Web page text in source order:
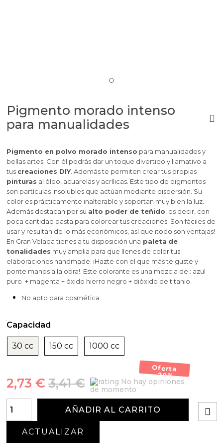
Pigmento morado intenso
para manualidades
Pigmento en polvo morado intenso para manualidades y
bellas artes. Con él podrás dar un toque divertido y llamativo a
tus creaciones DIY. Además te permiten crear tus propias
pinturas al óleo, acuarelas y acrílicas. Este tipo de pigmentos
son partículas insolubles que actúan mediante dispersión. Su
color es prácticamente inalterable y soportan muy bien la luz.
Además destacan por su alto poder de teñido , es decir, con
poca cantidad basta para colorear tus creaciones. Son fáciles de
usar y resultan de lo más económicos, así que ¡todo son ventajas!
En Gran Velada tienes a tu disposición una paleta de
tonalidades muy amplia para que llenes de color tus
elaboraciones handmade. ¡Hazte con el que más te guste y
ponte manos a la obra!. Este colorante es una mezcla de : azul
puro + magenta + óxido hierro negro + dióxido de titanio.
No apto para cosmética
Capacidad
30 cc 150 cc 1000 cc
Oferta
-20%
3,41 €
2,73 €
No hay opiniones
de momento
AÑADIR AL CARRITO